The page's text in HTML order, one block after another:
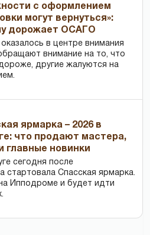
с оформлением
могут вернуться»:
дорожает ОСАГО
в центре внимания
внимание на то, что
другие жалуются на
ярмарка – 2026 в
что продают мастера,
главные новинки
сегодня после
стартовала Спасская ярмарка.
Ипподроме и будет идти